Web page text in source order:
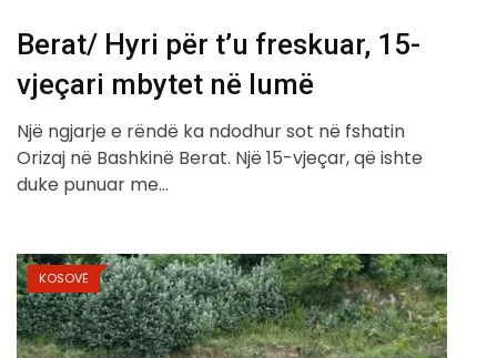
Berat/ Hyri për t’u freskuar, 15-
vjeçari mbytet në lumë
Një ngjarje e rëndë ka ndodhur sot në fshatin
Orizaj në Bashkinë Berat. Një 15-vjeçar, që ishte
duke punuar me…
KOSOVË